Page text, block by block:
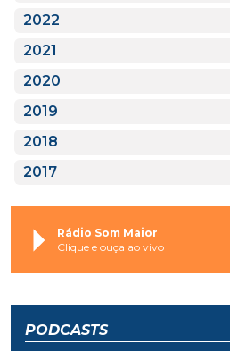
2022
2021
2020
2019
2018
2017
Rádio Som Maior
Clique e ouça ao vivo
PODCASTS